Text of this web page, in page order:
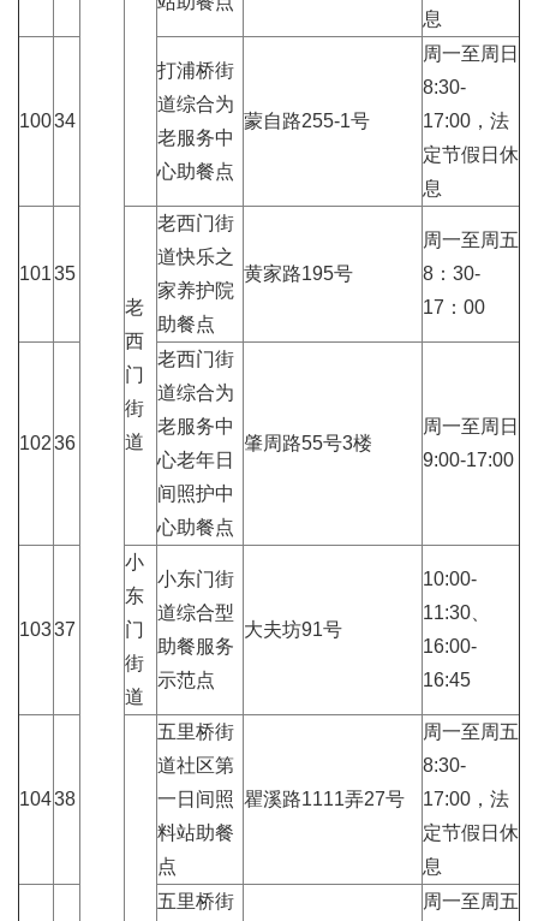
息
10034
打浦桥街
道综合为
老服务中
心助餐点
蒙自路255-1号
周一至周日
8:30-
17:00，法
定节假日休
息
10135
老
西
门
街
道
老西门街
道快乐之
家养护院
助餐点
黄家路195号
周一至周五
8：30-
17：00
10236
老西门街
道综合为
老服务中
心老年日
间照护中
心助餐点
肇周路55号3楼
周一至周日
9:00-17:00
10337
小
东
门
街
道
小东门街
道综合型
助餐服务
示范点
大夫坊91号
10:00-
11:30、
16:00-
16:45
10438
五里桥街
道社区第
一日间照
料站助餐
点
瞿溪路1111弄27号
周一至周五
8:30-
17:00，法
定节假日休
息
五里桥街
周一至周五